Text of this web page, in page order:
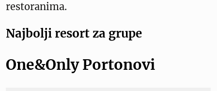
restoranima.
Najbolji resort za grupe
One&Only Portonovi